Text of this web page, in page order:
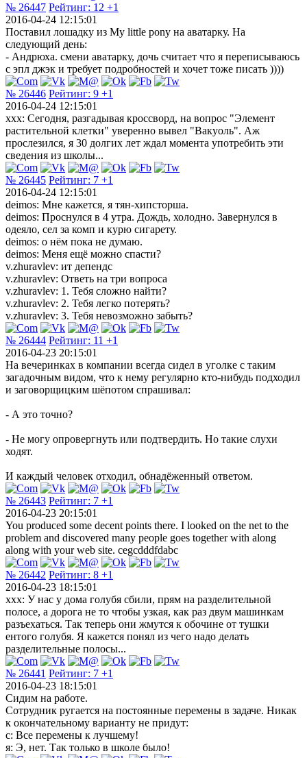
№ 26447 Рейтинг: 12 +1
2016-04-24 12:15:01
Поставил лошадку из My little pony на аватарку. На
следующий день:
- Андрюха. смени аватарку, дочь считает что я переписываюсь
с эпл джэк и требует подробностей и хочет тоже писать ))))
№ 26446 Рейтинг: 9 +1
2016-04-24 12:15:01
xxx: Сегодня, разгадывая кроссворд, на вопрос "Элемент
растительной клетки" уверенно вывел "Вакуоль". Аж
прослезился, я 30 долгих лет ждал момента употребить эти
сведения из школы...
№ 26445 Рейтинг: 7 +1
2016-04-24 12:15:01
deimos: Мне кажется, я тян-хипсторша.
deimos: Проснулся в 4 утра. Дождь, холодно. Завернулся в
одеяло, сел за комп и курю сигарету.
deimos: о нём пока не думаю.
deimos: Меня ещё можно спасти?
v.zhuravlev: ит депендс
v.zhuravlev: Ответь на три вопроса
v.zhuravlev: 1. Тебя сложно найти?
v.zhuravlev: 2. Тебя легко потерять?
v.zhuravlev: 3. Тебя невозможно забыть?
№ 26444 Рейтинг: 11 +1
2016-04-23 20:15:01
На вечеринках в компании всегда сидел в уголке с таким
загадочным видом, что к нему регулярно кто-нибудь подходил
и заговорщицким шёпотом спрашивал:
- А это точно?
- Не могу опровергнуть или подтвердить. Но такие слухи
ходят.
И каждый человек отходил, обнадёженный ответом.
№ 26443 Рейтинг: 7 +1
2016-04-23 20:15:01
You produced some decent points there. I looked on the net to the
problem and discovered many people goes together with along
along with your web site. cegcdddfdabc
№ 26442 Рейтинг: 8 +1
2016-04-23 18:15:01
xxx: У нас у дома голубя сбили, прям на разделительной
полосе, а дорога не то чтобы узкая, как раз двум машинкам
разъехаться. Так теперь они жмутся к обочине от тушки
ентого голубя. Я кажется понял из чего надо делать
разделительные полосы...
№ 26441 Рейтинг: 7 +1
2016-04-23 18:15:01
Сидим на работе.
Сотрудник ругается на постоянные перемены в задаче. Никак
к окончательному варианту не придут:
с: Все перемены к лучшему!
я: Э, нет. Так только в школе было!